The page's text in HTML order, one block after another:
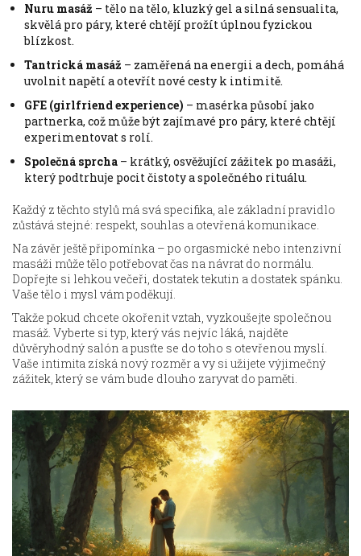
Nuru masáž – tělo na tělo, kluzký gel a silná sensualita,
skvělá pro páry, které chtějí prožít úplnou fyzickou
blízkost.
Tantrická masáž – zaměřená na energii a dech, pomáhá
uvolnit napětí a otevřít nové cesty k intimitě.
GFE (girlfriend experience) – masérka působí jako
partnerka, což může být zajímavé pro páry, které chtějí
experimentovat s rolí.
Společná sprcha – krátký, osvěžující zážitek po masáži,
který podtrhuje pocit čistoty a společného rituálu.
Každý z těchto stylů má svá specifika, ale základní pravidlo
zůstává stejné: respekt, souhlas a otevřená komunikace.
Na závěr ještě připomínka – po orgasmické nebo intenzivní
masáži může tělo potřebovat čas na návrat do normálu.
Dopřejte si lehkou večeři, dostatek tekutin a dostatek spánku.
Vaše tělo i mysl vám poděkují.
Takže pokud chcete okořenit vztah, vyzkoušejte společnou
masáž. Vyberte si typ, který vás nejvíc láká, najděte
důvěryhodný salón a pusťte se do toho s otevřenou myslí.
Vaše intimita získá nový rozměr a vy si užijete výjimečný
zážitek, který se vám bude dlouho zaryvat do paměti.